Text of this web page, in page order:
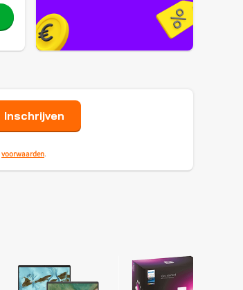
Inschrijven
voorwaarden.